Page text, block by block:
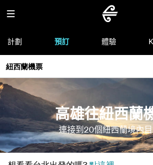
計劃 預訂 體驗
紐西蘭機票
高雄往紐西蘭
連接到20個紐西蘭境內